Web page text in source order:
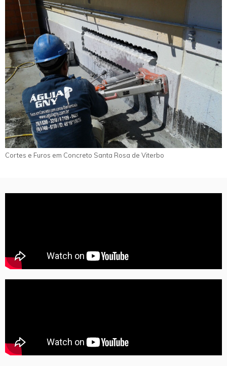
Cortes e Furos em Concreto Santa Rosa de Viterbo